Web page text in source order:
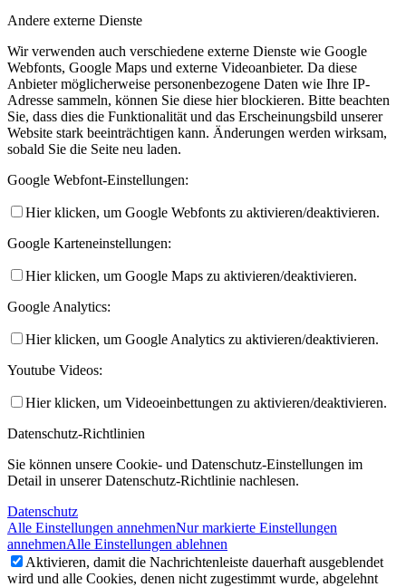
Andere externe Dienste
Wir verwenden auch verschiedene externe Dienste wie Google
Webfonts, Google Maps und externe Videoanbieter. Da diese
Anbieter möglicherweise personenbezogene Daten wie Ihre IP-
Adresse sammeln, können Sie diese hier blockieren. Bitte beachten
Sie, dass dies die Funktionalität und das Erscheinungsbild unserer
Website stark beeinträchtigen kann. Änderungen werden wirksam,
sobald Sie die Seite neu laden.
Google Webfont-Einstellungen:
Hier klicken, um Google Webfonts zu aktivieren/deaktivieren.
Google Karteneinstellungen:
Hier klicken, um Google Maps zu aktivieren/deaktivieren.
Google Analytics:
Hier klicken, um Google Analytics zu aktivieren/deaktivieren.
Youtube Videos:
Hier klicken, um Videoeinbettungen zu aktivieren/deaktivieren.
Datenschutz-Richtlinien
Sie können unsere Cookie- und Datenschutz-Einstellungen im
Detail in unserer Datenschutz-Richtlinie nachlesen.
Datenschutz
Alle Einstellungen annehmenNur markierte Einstellungen
annehmenAlle Einstellungen ablehnen
Aktivieren, damit die Nachrichtenleiste dauerhaft ausgeblendet
wird und alle Cookies, denen nicht zugestimmt wurde, abgelehnt